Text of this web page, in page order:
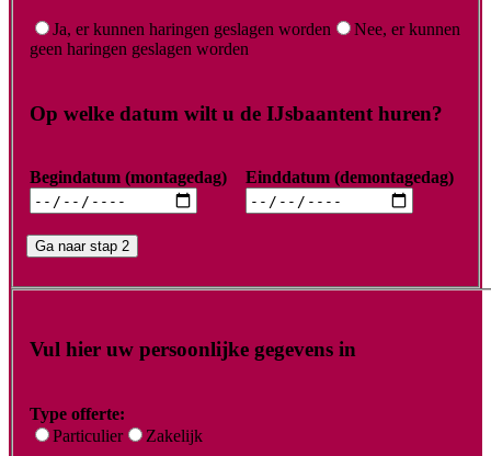
Ja, er kunnen haringen geslagen worden
Nee, er kunnen
geen haringen geslagen worden
Op welke datum wilt u de IJsbaantent huren?
Begindatum (montagedag) Einddatum (demontagedag)
Ga naar stap 2
Vul hier uw persoonlijke gegevens in
Type offerte:
Particulier
Zakelijk